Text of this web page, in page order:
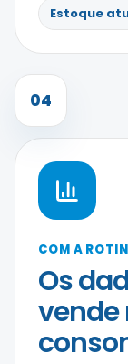
Estoque
04
COM A
Os
vende